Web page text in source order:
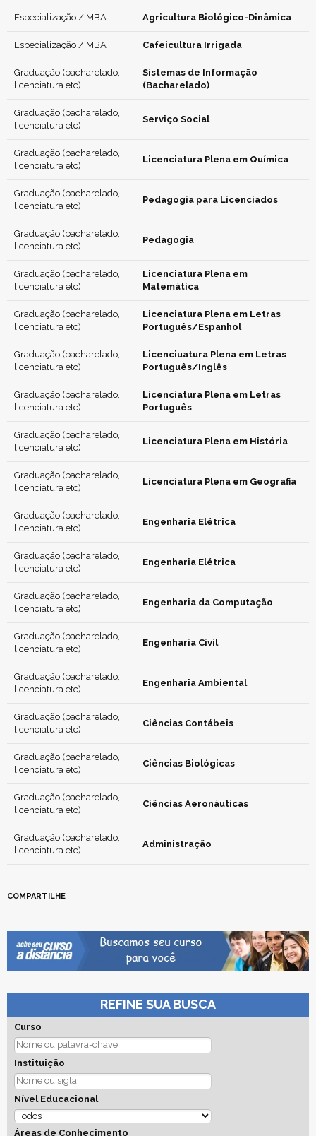
Especialização / MBA Agricultura Biológico-Dinâmica
Especialização / MBA Cafeicultura Irrigada
Graduação (bacharelado,
licenciatura etc)
Sistemas de Informação
(Bacharelado)
Graduação (bacharelado,
licenciatura etc)
Serviço Social
Graduação (bacharelado,
licenciatura etc)
Licenciatura Plena em Química
Graduação (bacharelado,
licenciatura etc)
Pedagogia para Licenciados
Graduação (bacharelado,
licenciatura etc)
Pedagogia
Graduação (bacharelado,
licenciatura etc)
Licenciatura Plena em
Matemática
Graduação (bacharelado,
licenciatura etc)
Licenciatura Plena em Letras
Português/Espanhol
Graduação (bacharelado,
licenciatura etc)
Licenciuatura Plena em Letras
Português/Inglês
Graduação (bacharelado,
licenciatura etc)
Licenciatura Plena em Letras
Português
Graduação (bacharelado,
licenciatura etc)
Licenciatura Plena em História
Graduação (bacharelado,
licenciatura etc)
Licenciatura Plena em Geografia
Graduação (bacharelado,
licenciatura etc)
Engenharia Elétrica
Graduação (bacharelado,
licenciatura etc)
Engenharia Elétrica
Graduação (bacharelado,
licenciatura etc)
Engenharia da Computação
Graduação (bacharelado,
licenciatura etc)
Engenharia Civil
Graduação (bacharelado,
licenciatura etc)
Engenharia Ambiental
Graduação (bacharelado,
licenciatura etc)
Ciências Contábeis
Graduação (bacharelado,
licenciatura etc)
Ciências Biológicas
Graduação (bacharelado,
licenciatura etc)
Ciências Aeronáuticas
Graduação (bacharelado,
licenciatura etc)
Administração
COMPARTILHE
REFINE SUA BUSCA
Curso
Instituição
Nível Educacional
Áreas de Conhecimento